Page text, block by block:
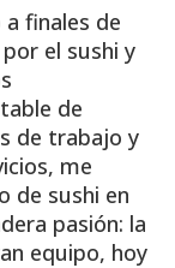
finales de
el sushi y
de
de trabajo y
me
de sushi en
pasión: la
equipo, hoy